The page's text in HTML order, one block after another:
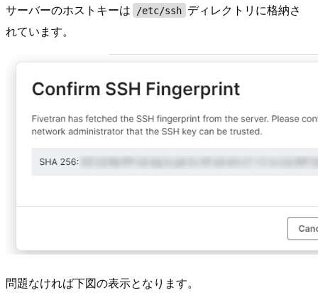
サーバーのホストキーは
/etc/ssh ディレクトリに格納さ
れています。
問題なければ下図の表示となります。